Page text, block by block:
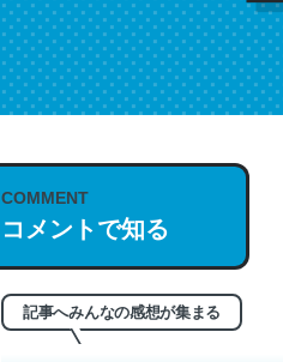
COMMENT
コメントで知る
記事へみんなの感想が集まる
これは名文。彼はとてもクレバ
もお勧め。自分はこの流れ好
─今のこの状況が信じられるかい？ by